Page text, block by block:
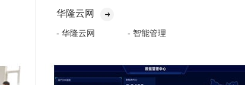
华隆云网
- 华隆云网 - 智能管理